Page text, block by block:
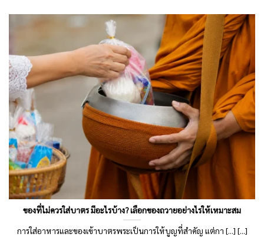
ของที่ไม่ควรใส่บาตร มีอะไรบ้าง? เลือกของถวายอย่างไรให้เหมาะสม
การใส่อาหารและของเข้าบาตรพระเป็นการให้บูญที่สำคัญ แต่กา [...] [...]